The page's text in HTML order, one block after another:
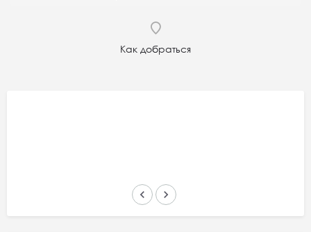
Как добраться
keyboard_arrow_left keyboard_arrow_right